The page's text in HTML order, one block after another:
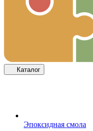
Каталог
Эпоксидная смола